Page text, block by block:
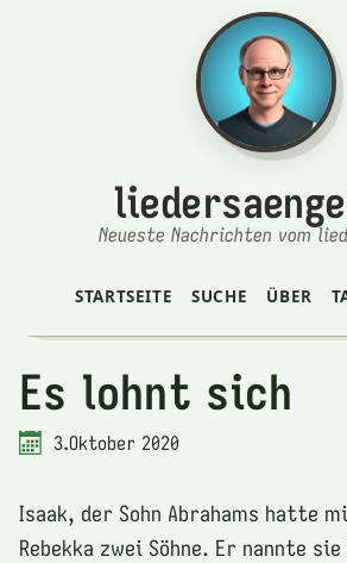
Neueste Nachrichten vom
STARTSEITE SUCHE ÜBER
Es lohnt sich
3.Oktober 2020
Isaak, der Sohn Abrahams hatte
Rebekka zwei Söhne. Er nannte sie